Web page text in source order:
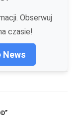
Obserwuj
czasie!
News